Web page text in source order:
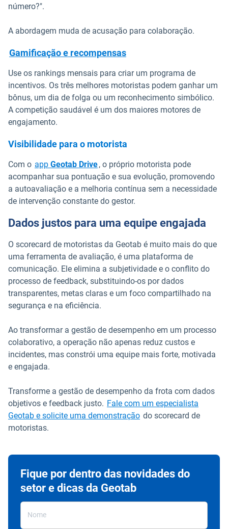
número?".
A abordagem muda de acusação para colaboração.
Gamificação e recompensas
Use os rankings mensais para criar um programa de
incentivos. Os três melhores motoristas podem ganhar um
bônus, um dia de folga ou um reconhecimento simbólico.
A competição saudável é um dos maiores motores de
engajamento.
Visibilidade para o motorista
Com o app Geotab Drive, o próprio motorista pode
acompanhar sua pontuação e sua evolução, promovendo
a autoavaliação e a melhoria contínua sem a necessidade
de intervenção constante do gestor.
Dados justos para uma equipe engajada
O scorecard de motoristas da Geotab é muito mais do que
uma ferramenta de avaliação, é uma plataforma de
comunicação. Ele elimina a subjetividade e o conflito do
processo de feedback, substituindo-os por dados
transparentes, metas claras e um foco compartilhado na
segurança e na eficiência.
Ao transformar a gestão de desempenho em um processo
colaborativo, a operação não apenas reduz custos e
incidentes, mas constrói uma equipe mais forte, motivada
e engajada.
Transforme a gestão de desempenho da frota com dados
objetivos e feedback justo. Fale com um especialista
Geotab e solicite uma demonstração do scorecard de
motoristas.
Fique por dentro das novidades do
setor e dicas da Geotab